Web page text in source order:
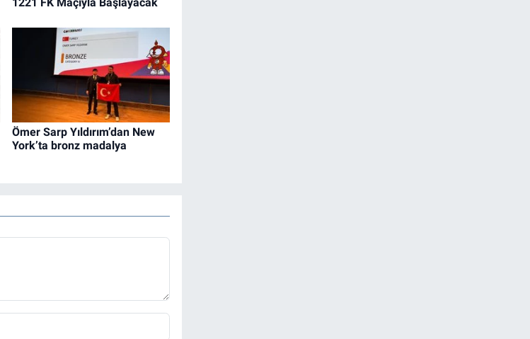
1221 FK Maçıyla Başlayacak
Ömer Sarp Yıldırım’dan New
York’ta bronz madalya